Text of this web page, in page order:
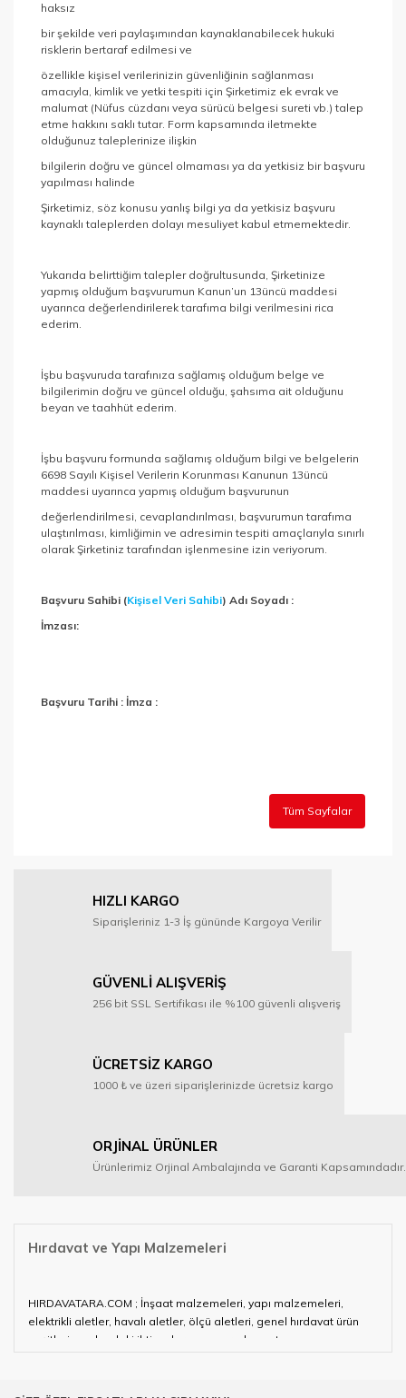
haksız
bir şekilde veri paylaşımından kaynaklanabilecek hukuki
risklerin bertaraf edilmesi ve
özellikle kişisel verilerinizin güvenliğinin sağlanması
amacıyla, kimlik ve yetki tespiti için Şirketimiz ek evrak ve
malumat (Nüfus cüzdanı veya sürücü belgesi sureti vb.) talep
etme hakkını saklı tutar. Form kapsamında iletmekte
olduğunuz taleplerinize ilişkin
bilgilerin doğru ve güncel olmaması ya da yetkisiz bir başvuru
yapılması halinde
Şirketimiz, söz konusu yanlış bilgi ya da yetkisiz başvuru
kaynaklı taleplerden dolayı mesuliyet kabul etmemektedir.
Yukarıda belirttiğim talepler doğrultusunda, Şirketinize
yapmış olduğum başvurumun Kanun’un 13üncü maddesi
uyarınca değerlendirilerek tarafıma bilgi verilmesini rica
ederim.
İşbu başvuruda tarafınıza sağlamış olduğum belge ve
bilgilerimin doğru ve güncel olduğu, şahsıma ait olduğunu
beyan ve taahhüt ederim.
İşbu başvuru formunda sağlamış olduğum bilgi ve belgelerin
6698 Sayılı Kişisel Verilerin Korunması Kanunun 13üncü
maddesi uyarınca yapmış olduğum başvurunun
değerlendirilmesi, cevaplandırılması, başvurumun tarafıma
ulaştırılması, kimliğimin ve adresimin tespiti amaçlarıyla sınırlı
olarak Şirketiniz tarafından işlenmesine izin veriyorum.
Başvuru Sahibi (Kişisel Veri Sahibi) Adı Soyadı :
İmzası:
Başvuru Tarihi : İmza :
Tüm Sayfalar
HIZLI KARGO
Siparişleriniz 1-3 İş gününde Kargoya Verilir
GÜVENLİ ALIŞVERİŞ
256 bit SSL Sertifikası ile %100 güvenli alışveriş
ÜCRETSİZ KARGO
1000 ₺ ve üzeri siparişlerinizde ücretsiz kargo
ORJİNAL ÜRÜNLER
Ürünlerimiz Orjinal Ambalajında ve Garanti Kapsamındadır.
Hırdavat ve Yapı Malzemeleri
HIRDAVATARA.COM ; İnşaat malzemeleri, yapı malzemeleri,
elektrikli aletler, havalı aletler, ölçü aletleri, genel hırdavat ürün
çeşitleri ve alandaki ihtiyaçlarınızın neredeyse tamamını